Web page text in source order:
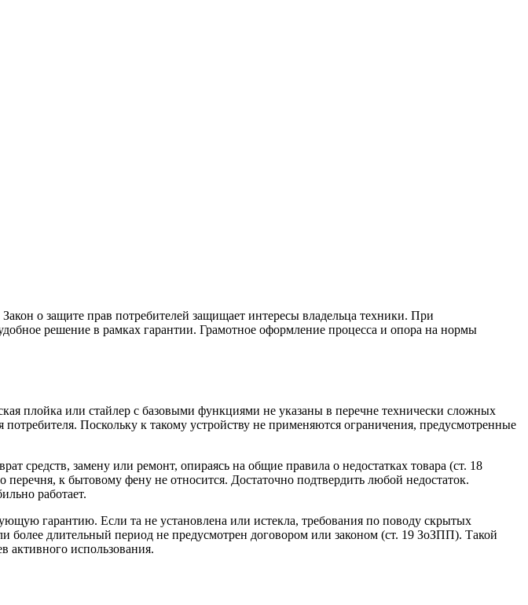
о защите прав потребителей защищает интересы владельца техники. При
решение в рамках гарантии. Грамотное оформление процесса и опора на нормы
плойка или стайлер с базовыми функциями не указаны в перечне технически сложных
Поскольку к такому устройству не применяются ограничения, предусмотренные
средств, замену или ремонт, опираясь на общие правила о недостатках товара (ст. 18
к бытовому фену не относится. Достаточно подтвердить любой недостаток.
работает.
гарантию. Если та не установлена или истекла, требования по поводу скрытых
более длительный период не предусмотрен договором или законом (ст. 19 ЗоЗПП). Такой
активного использования.